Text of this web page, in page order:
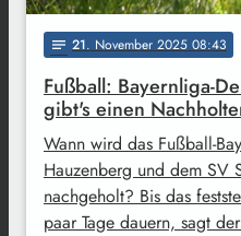
notes 21. November 2025 08:43
Fußball: Bayernliga-
gibt's einen
Wann wird das Fußball-
Hauzenberg und dem SV
nachgeholt? Bis das
paar Tage dauern, sagt